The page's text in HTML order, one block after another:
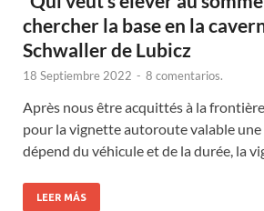
chercher la base en la
Schwaller de Lubicz
18 Septiembre 2022 - 8 comentarios.
Après nous être acquittés à la
pour la vignette autoroute valable une
dépend du véhicule et de la durée, la
LEER MÁS